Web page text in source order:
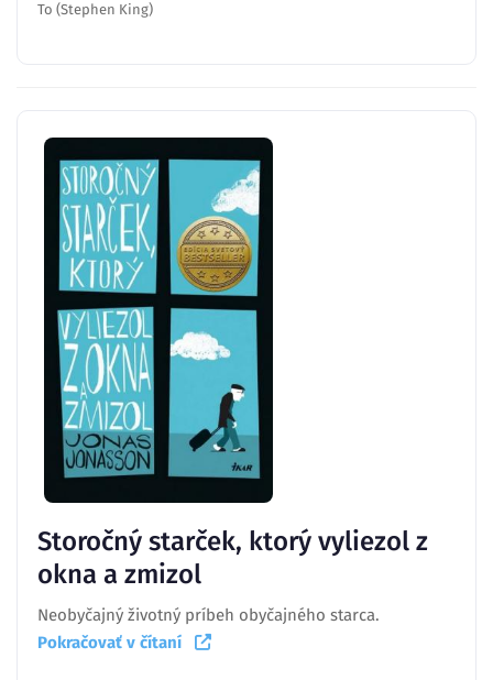
To (Stephen King)
Storočný starček, ktorý vyliezol z
okna a zmizol
Neobyčajný životný príbeh obyčajného starca.
Pokračovať v čítaní